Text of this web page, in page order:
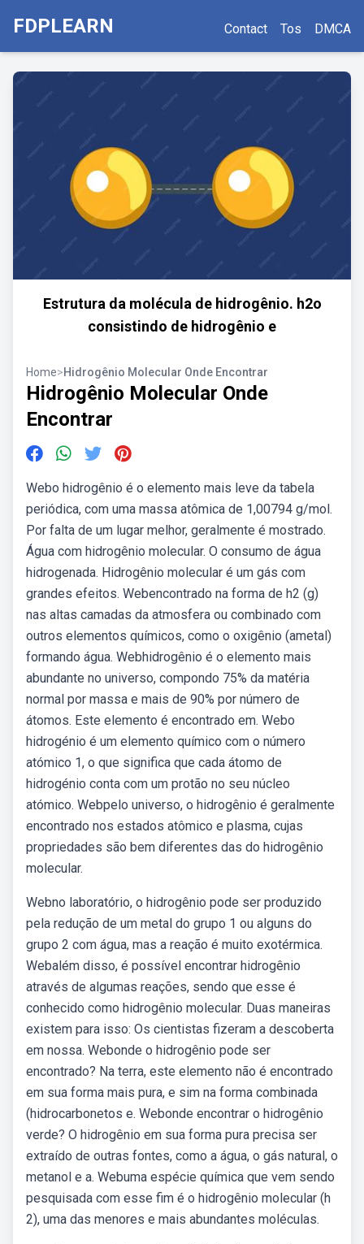
FDPLEARN Contact Tos DMCA
Estrutura da molécula de hidrogênio. h2o
consistindo de hidrogênio e
Home>Hidrogênio Molecular Onde Encontrar
Hidrogênio Molecular Onde
Encontrar
Webo hidrogênio é o elemento mais leve da tabela
periódica, com uma massa atômica de 1,00794 g/mol.
Por falta de um lugar melhor, geralmente é mostrado.
Água com hidrogênio molecular. O consumo de água
hidrogenada. Hidrogênio molecular é um gás com
grandes efeitos. Webencontrado na forma de h2 (g)
nas altas camadas da atmosfera ou combinado com
outros elementos químicos, como o oxigênio (ametal)
formando água. Webhidrogênio é o elemento mais
abundante no universo, compondo 75% da matéria
normal por massa e mais de 90% por número de
átomos. Este elemento é encontrado em. Webo
hidrogénio é um elemento químico com o número
atómico 1, o que significa que cada átomo de
hidrogénio conta com um protão no seu núcleo
atómico. Webpelo universo, o hidrogênio é geralmente
encontrado nos estados atômico e plasma, cujas
propriedades são bem diferentes das do hidrogênio
molecular.
Webno laboratório, o hidrogênio pode ser produzido
pela redução de um metal do grupo 1 ou alguns do
grupo 2 com água, mas a reação é muito exotérmica.
Webalém disso, é possível encontrar hidrogênio
através de algumas reações, sendo que esse é
conhecido como hidrogênio molecular. Duas maneiras
existem para isso: Os cientistas fizeram a descoberta
em nossa. Webonde o hidrogênio pode ser
encontrado? Na terra, este elemento não é encontrado
em sua forma mais pura, e sim na forma combinada
(hidrocarbonetos e. Webonde encontrar o hidrogênio
verde? O hidrogênio em sua forma pura precisa ser
extraído de outras fontes, como a água, o gás natural, o
metanol e a. Webuma espécie química que vem sendo
pesquisada com esse fim é o hidrogênio molecular (h
2), uma das menores e mais abundantes moléculas.